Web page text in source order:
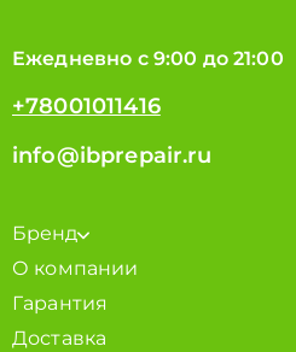
Ежедневно с 9:00 до 21:00
+78001011416
info@ibprepair.ru
Бренд
О компании
Гарантия
Доставка